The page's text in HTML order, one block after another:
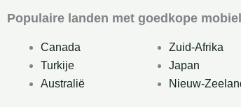
Populaire landen met goedkope
Canada
Turkije
Australië
Zuid-Afrika
Japan
Nieuw-